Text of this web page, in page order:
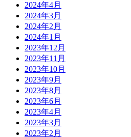
2024年4月
2024年3月
2024年2月
2024年1月
2023年12月
2023年11月
2023年10月
2023年9月
2023年8月
2023年6月
2023年4月
2023年3月
2023年2月